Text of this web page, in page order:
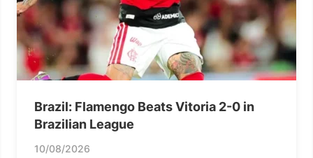
Brazil: Flamengo Beats Vitoria 2-0 in
Brazilian League
10/08/2026